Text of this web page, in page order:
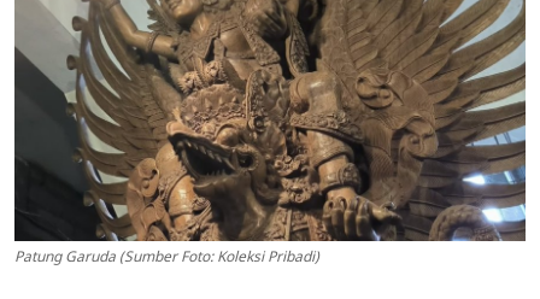
Patung Garuda (Sumber Foto: Koleksi Pribadi)